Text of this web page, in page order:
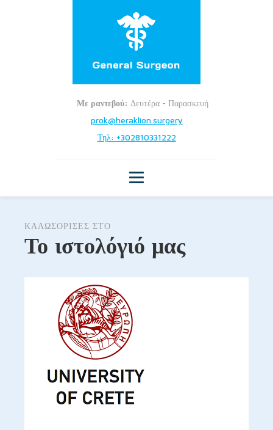
Με ραντεβού: Δευτέρα - Παρασκευή
prok@heraklion.surgery
Τηλ: +302810331222
ΚΑΛΩΣΟΡΙΣΕΣ ΣΤΟ
Το ιστολόγιό μας